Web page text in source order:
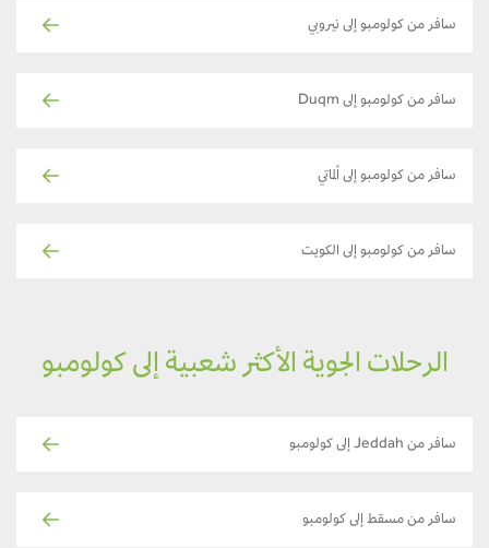
سافر من كولومبو إلى نيروبي
سافر من كولومبو إلى Duqm
سافر من كولومبو إلى ألماتي
سافر من كولومبو إلى الكويت
الرحلات الجوية الأكثر شعبية إلى كولومبو
سافر من Jeddah إلى كولومبو
سافر من مسقط إلى كولومبو